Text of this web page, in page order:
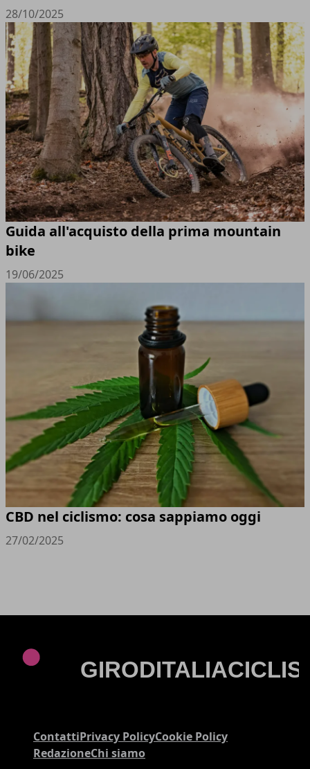
28/10/2025
Guida all'acquisto della prima mountain
bike
19/06/2025
CBD nel ciclismo: cosa sappiamo oggi
27/02/2025
ContattiPrivacy PolicyCookie Policy
RedazioneChi siamo